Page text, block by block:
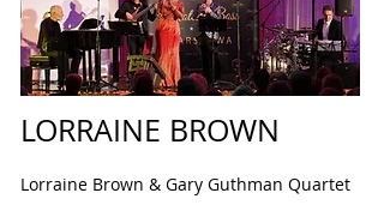
LORRAINE BROWN
Lorraine Brown & Gary Guthman Quartet